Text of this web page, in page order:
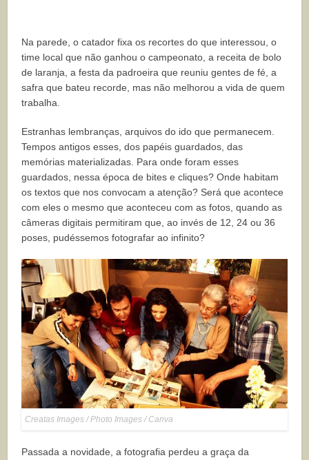
Na parede, o catador fixa os recortes do que interessou, o
time local que não ganhou o campeonato, a receita de bolo
de laranja, a festa da padroeira que reuniu gentes de fé, a
safra que bateu recorde, mas não melhorou a vida de quem
trabalha.
Estranhas lembranças, arquivos do ido que permanecem.
Tempos antigos esses, dos papéis guardados, das
memórias materializadas. Para onde foram esses
guardados, nessa época de bites e cliques? Onde habitam
os textos que nos convocam a atenção? Será que acontece
com eles o mesmo que aconteceu com as fotos, quando as
câmeras digitais permitiram que, ao invés de 12, 24 ou 36
poses, pudéssemos fotografar ao infinito?
Creatas Images / Photo Images / Canva
Passada a novidade, a fotografia perdeu a graça da